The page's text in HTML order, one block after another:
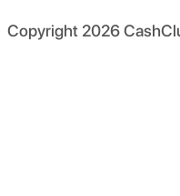
Copyright 2026